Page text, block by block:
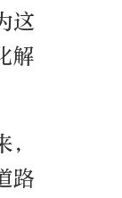
这
解
路